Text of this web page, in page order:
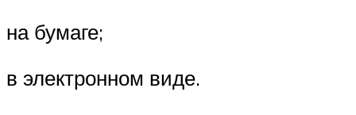
на бумаге;
в электронном виде.